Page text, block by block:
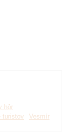
hôr
turistov Vesmír